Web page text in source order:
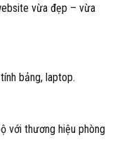
vừa đẹp – vừa
bảng, laptop.
với thương hiệu phòng